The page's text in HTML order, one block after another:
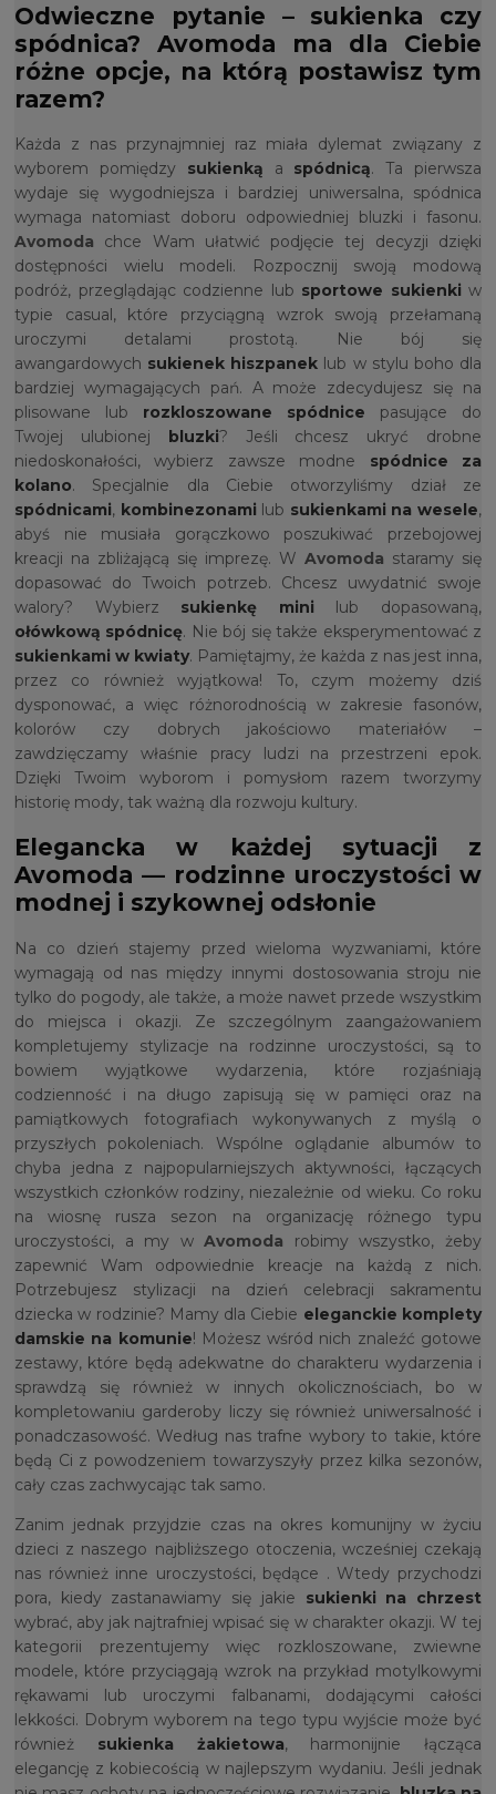
Odwieczne pytanie – sukienka czy
spódnica? Avomoda ma dla Ciebie
różne opcje, na którą postawisz tym
razem?
Każda z nas przynajmniej raz miała dylemat związany z
wyborem pomiędzy sukienką a spódnicą. Ta pierwsza
wydaje się wygodniejsza i bardziej uniwersalna, spódnica
wymaga natomiast doboru odpowiedniej bluzki i fasonu.
Avomoda chce Wam ułatwić podjęcie tej decyzji dzięki
dostępności wielu modeli. Rozpocznij swoją modową
podróż, przeglądając codzienne lub sportowe sukienki w
typie casual, które przyciągną wzrok swoją przełamaną
uroczymi detalami prostotą. Nie bój się
awangardowych sukienek hiszpanek lub w stylu boho dla
bardziej wymagających pań. A może zdecydujesz się na
plisowane lub rozkloszowane spódnice pasujące do
Twojej ulubionej bluzki? Jeśli chcesz ukryć drobne
niedoskonałości, wybierz zawsze modne spódnice za
kolano. Specjalnie dla Ciebie otworzyliśmy dział ze
spódnicami, kombinezonami lub sukienkami na wesele,
abyś nie musiała gorączkowo poszukiwać przebojowej
kreacji na zbliżającą się imprezę. W Avomoda staramy się
dopasować do Twoich potrzeb. Chcesz uwydatnić swoje
walory? Wybierz sukienkę mini lub dopasowaną,
ołówkową spódnicę. Nie bój się także eksperymentować z
sukienkami w kwiaty. Pamiętajmy, że każda z nas jest inna,
przez co również wyjątkowa! To, czym możemy dziś
dysponować, a więc różnorodnością w zakresie fasonów,
kolorów czy dobrych jakościowo materiałów –
zawdzięczamy właśnie pracy ludzi na przestrzeni epok.
Dzięki Twoim wyborom i pomysłom razem tworzymy
historię mody, tak ważną dla rozwoju kultury.
Elegancka w każdej sytuacji z
Avomoda — rodzinne uroczystości w
modnej i szykownej odsłonie
Na co dzień stajemy przed wieloma wyzwaniami, które
wymagają od nas między innymi dostosowania stroju nie
tylko do pogody, ale także, a może nawet przede wszystkim
do miejsca i okazji. Ze szczególnym zaangażowaniem
kompletujemy stylizacje na rodzinne uroczystości, są to
bowiem wyjątkowe wydarzenia, które rozjaśniają
codzienność i na długo zapisują się w pamięci oraz na
pamiątkowych fotografiach wykonywanych z myślą o
przyszłych pokoleniach. Wspólne oglądanie albumów to
chyba jedna z najpopularniejszych aktywności, łączących
wszystkich członków rodziny, niezależnie od wieku. Co roku
na wiosnę rusza sezon na organizację różnego typu
uroczystości, a my wAvomoda robimy wszystko, żeby
zapewnić Wam odpowiednie kreacje na każdą z nich.
Potrzebujesz stylizacji na dzień celebracji sakramentu
dziecka w rodzinie? Mamy dla Ciebie eleganckie komplety
damskie na komunie! Możesz wśród nich znaleźć gotowe
zestawy, które będą adekwatne do charakteru wydarzenia i
sprawdzą się również w innych okolicznościach, bo w
kompletowaniu garderoby liczy się również uniwersalność i
ponadczasowość. Według nas trafne wybory to takie, które
będą Ci z powodzeniem towarzyszyły przez kilka sezonów,
cały czas zachwycając tak samo.
Zanim jednak przyjdzie czas na okres komunijny w życiu
dzieci z naszego najbliższego otoczenia, wcześniej czekają
nas również inne uroczystości, będące . Wtedy przychodzi
pora, kiedy zastanawiamy się jakie sukienki na chrzest
wybrać, aby jak najtrafniej wpisać się w charakter okazji. W tej
kategorii prezentujemy więc rozkloszowane, zwiewne
modele, które przyciągają wzrok na przykład motylkowymi
rękawami lub uroczymi falbanami, dodającymi całości
lekkości. Dobrym wyborem na tego typu wyjście może być
również sukienka żakietowa, harmonijnie łącząca
elegancję z kobiecością w najlepszym wydaniu. Jeśli jednak